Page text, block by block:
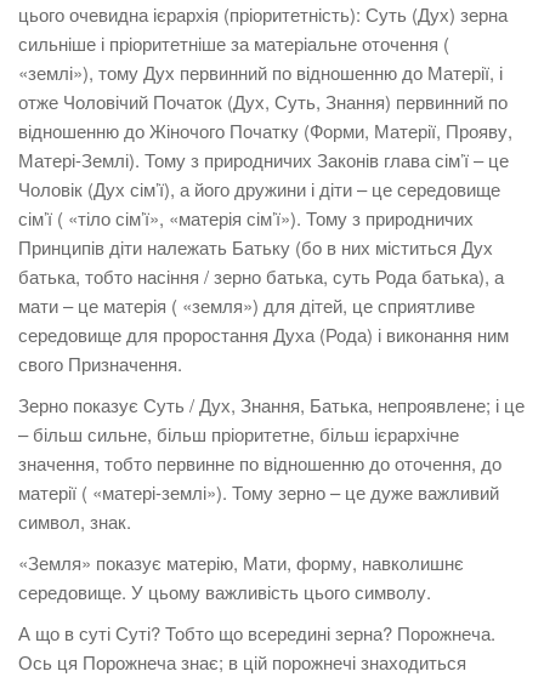
цього очевидна ієрархія (пріоритетність): Суть (Дух) зерна
сильніше і пріоритетніше за матеріальне оточення (
«землі»), тому Дух первинний по відношенню до Матерії, і
отже Чоловічий Початок (Дух, Суть, Знання) первинний по
відношенню до Жіночого Початку (Форми, Матерії, Прояву,
Матері-Землі). Тому з природничих Законів глава сім’ї – це
Чоловік (Дух сім’ї), а його дружини і діти – це середовище
сім’ї ( «тіло сім’ї», «матерія сім’ї»). Тому з природничих
Принципів діти належать Батьку (бо в них міститься Дух
батька, тобто насіння / зерно батька, суть Рода батька), а
мати – це матерія ( «земля») для дітей, це сприятливе
середовище для проростання Духа (Рода) і виконання ним
свого Призначення.
Зерно показує Суть / Дух, Знання, Батька, непроявлене; і це
– більш сильне, більш пріоритетне, більш ієрархічне
значення, тобто первинне по відношенню до оточення, до
матерії ( «матері-землі»). Тому зерно – це дуже важливий
символ, знак.
«Земля» показує матерію, Мати, форму, навколишнє
середовище. У цьому важливість цього символу.
А що в суті Суті? Тобто що всередині зерна? Порожнеча.
Ось ця Порожнеча знає; в цій порожнечі знаходиться